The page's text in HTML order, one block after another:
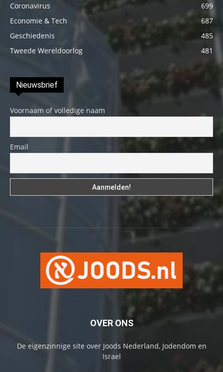
Coronavirus
699
Economie & Tech
687
Geschiedenis
485
Tweede Wereldoorlog
481
Nieuwsbrief
Voornaam of volledige naam
Email
OVER ONS
De eigenzinnige site over Joods Nederland, Jodendom en
Israel